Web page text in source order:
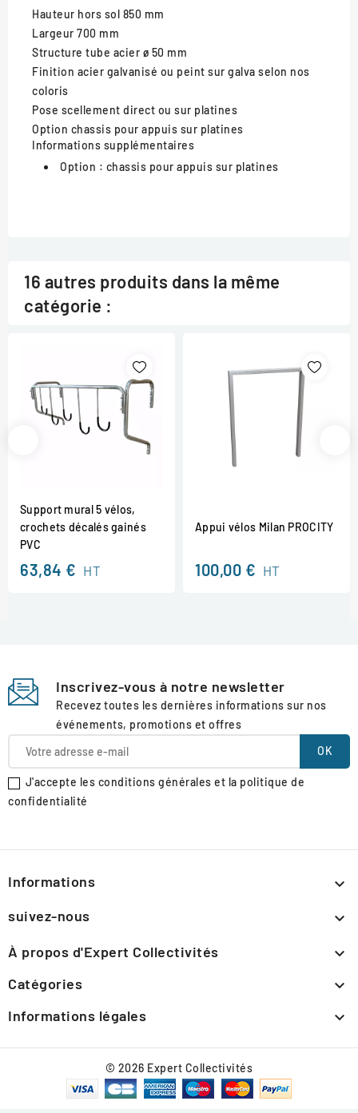
Hauteur hors sol 850 mm
Largeur 700 mm
Structure tube acier ø 50 mm
Finition acier galvanisé ou peint sur galva selon nos
coloris
Pose scellement direct ou sur platines
Option chassis pour appuis sur platines
Informations supplémentaires
Option : chassis pour appuis sur platines
16 autres produits dans la même
catégorie :
Support mural 5 vélos,
crochets décalés gainés
PVC
63,84 € HT
Appui vélos Milan PROCITY
100,00 € HT
Inscrivez-vous à notre newsletter
Recevez toutes les dernières informations sur nos
événements, promotions et offres
J'accepte les conditions générales et la politique de
confidentialité
Informations 
suivez-nous 
À propos d'Expert Collectivités 
Catégories 
Informations légales 
© 2026 Expert Collectivités